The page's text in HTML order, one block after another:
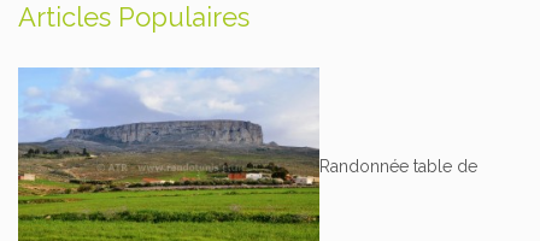
Articles Populaires
Randonnée table de